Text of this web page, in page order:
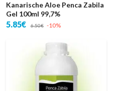
Kanarische Aloe Penca Zabila
Gel 100ml 99,7%
5.85€ 6.50€ -10%